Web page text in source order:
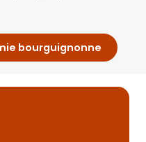
bourguignonne